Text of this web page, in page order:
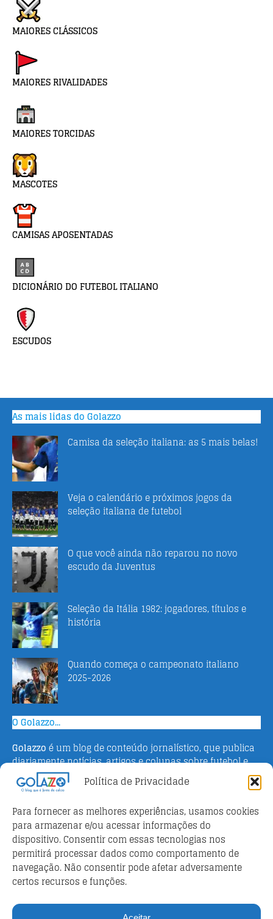
Política de Privacidade
Para fornecer as melhores experiências, usamos cookies
para armazenar e/ou acessar informações do
dispositivo. Consentir com essas tecnologias nos
permitirá processar dados como comportamento de
navegação. Não consentir pode afetar adversamente
certos recursos e funções.
MAIORES CLÁSSICOS
MAIORES RIVALIDADES
MAIORES TORCIDAS
MASCOTES
CAMISAS APOSENTADAS
DICIONÁRIO DO FUTEBOL ITALIANO
ESCUDOS
As mais lidas do Golazzo
Camisa da seleção italiana: as 5 mais belas!
Veja o calendário e próximos jogos da
seleção italiana de futebol
O que você ainda não reparou no novo
escudo da Juventus
Seleção da Itália 1982: jogadores, títulos e
história
Quando começa o campeonato italiano
2025-2026
O Golazzo...
Golazzo é um blog de conteúdo jornalístico, que publica
diariamente notícias, artigos e colunas sobre futebol e
campeonato italiano. Fundado em 2016 pelo jornalista
Adriano Bertin, o site tem como objetivo informar o
o esporte na Itália.
Parceiros
Futebol ao vivo
Análises e prognósticos dos jogos